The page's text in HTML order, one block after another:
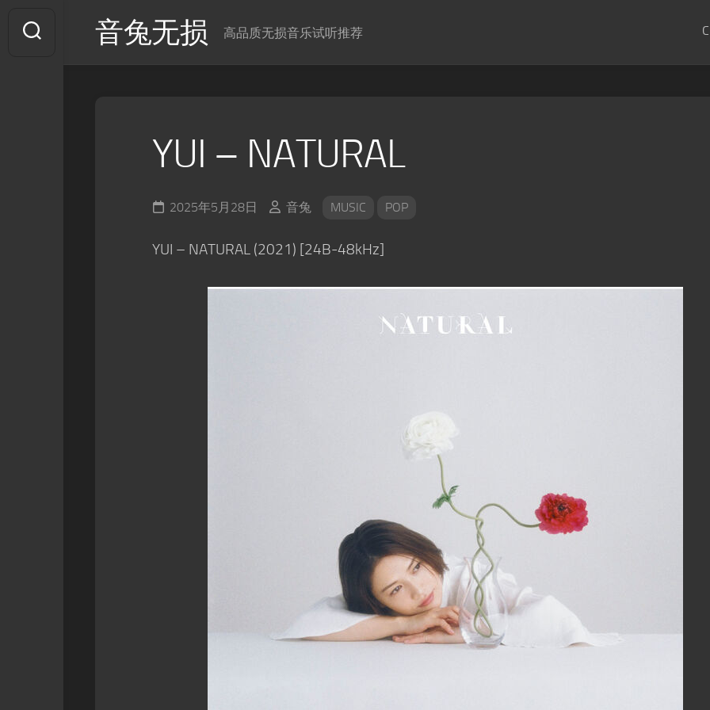
content
音兔无损 高品质无损音乐试听推荐
YUI – NATURAL
2025年5月28日 音兔 MUSIC POP
YUI – NATURAL (2021) [24B-48kHz]